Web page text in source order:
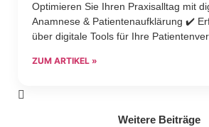
Optimieren Sie Ihren Praxisalltag mit
Anamnese & Patientenaufklärung ✔️
über digitale Tools für Ihre
ZUM ARTIKEL »
Weitere Beiträge